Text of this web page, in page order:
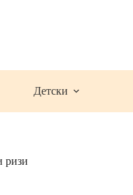
Детски
ризи